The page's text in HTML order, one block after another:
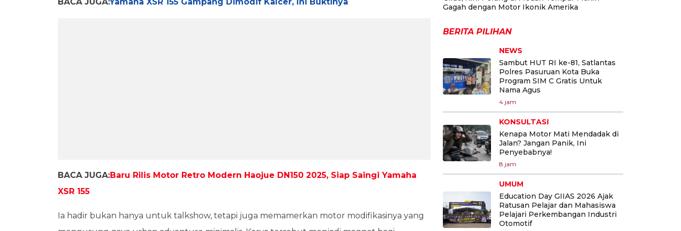
BACA JUGA:Baru Rilis Motor Retro Modern Haojue DN150 2025, Siap Saingi Yamaha
XSR 155
Ia hadir bukan hanya untuk talkshow, tetapi juga memamerkan motor modifikasinya yang
Gagah dengan Motor Ikonik Amerika
BERITA PILIHAN
NEWS
Sambut HUT RI ke-81, Satlantas
Polres Pasuruan Kota Buka
Program SIM C Gratis Untuk
Nama Agus
4 jam
KONSULTASI
Kenapa Motor Mati Mendadak di
Jalan? Jangan Panik, Ini
Penyebabnya!
8 jam
UMUM
Education Day GIIAS 2026 Ajak
Ratusan Pelajar dan Mahasiswa
Pelajari Perkembangan Industri
Otomotif